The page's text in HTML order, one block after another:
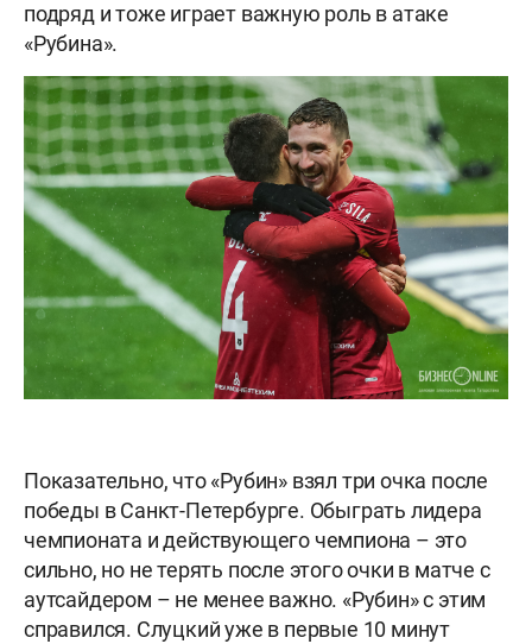
подряд и тоже играет важную роль в атаке
«Рубина».
Показательно, что «Рубин» взял три очка после
победы в Санкт-Петербурге. Обыграть лидера
чемпионата и действующего чемпиона – это
сильно, но не терять после этого очки в матче с
аутсайдером – не менее важно. «Рубин» с этим
справился. Слуцкий уже в первые 10 минут